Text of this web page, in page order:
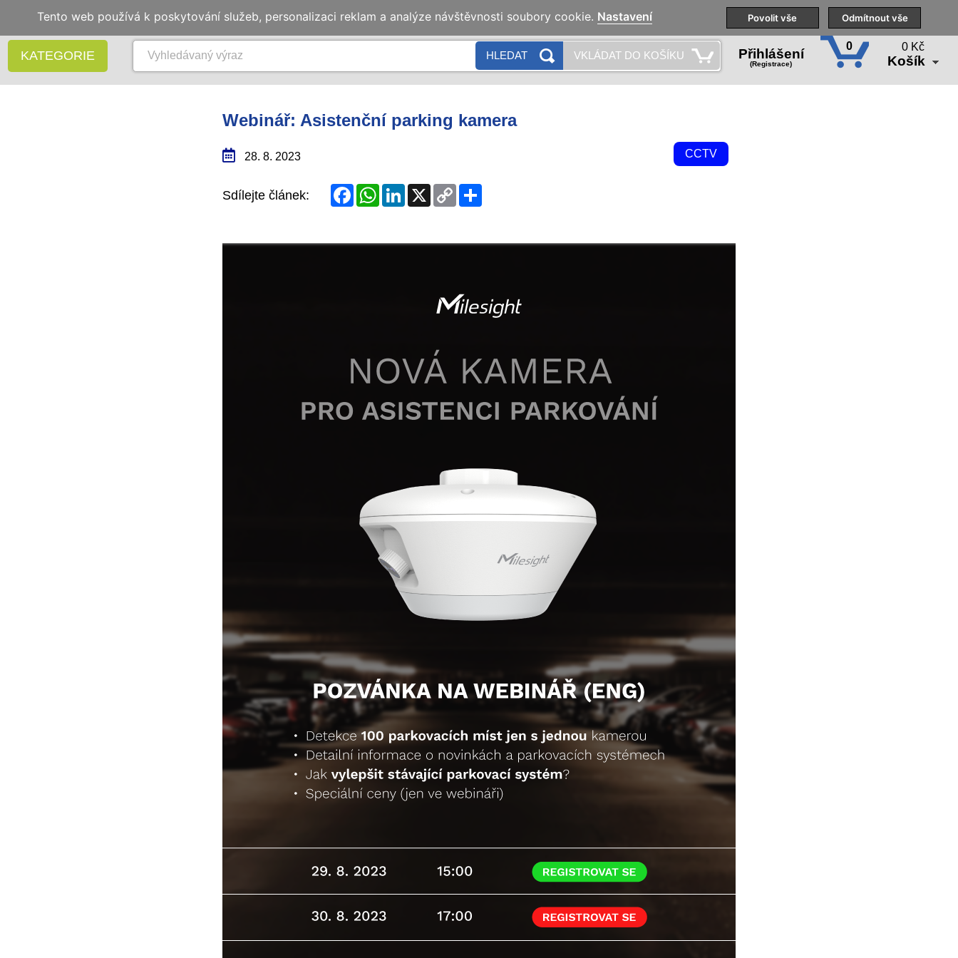
Naše pobočky Technická podpora Školení
KATEGORIE HLEDAT VKLÁDAT DO KOŠÍKU Přihlášení
(Registrace)
0 0 Kč
Košík
Webinář: Asistenční parking kamera
28. 8. 2023 CCTV
Sdílejte článek: FacebookWhatsAppLinkedIn
Copy
Link
Tento web používá k poskytování služeb, personalizaci reklam a analýze návštěvnosti soubory cookie. Nastavení Povolit vše Odmítnout vše